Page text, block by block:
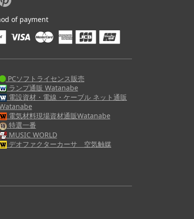
of payment
PCソフトライセンス販売
ランプ通販 Watanabe
電設資材・電線・ケーブル ネット通販
電気材料現場資材通販Watanabe
特選一番
MUSIC WORLD
デオファクターカーサ 空気触媒